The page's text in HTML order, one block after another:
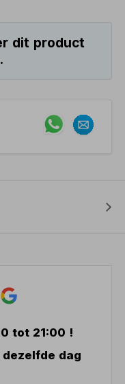
dit product
tot 21:00 !
dag